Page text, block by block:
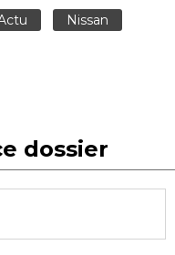
Nissan
dossier